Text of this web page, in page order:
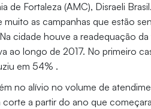
de Fortaleza (AMC), Disraeli
as campanhas que estão
cidade houve a readequação
ao longo de 2017. No primeiro
em 54% .
no alívio no volume de
a partir do ano que